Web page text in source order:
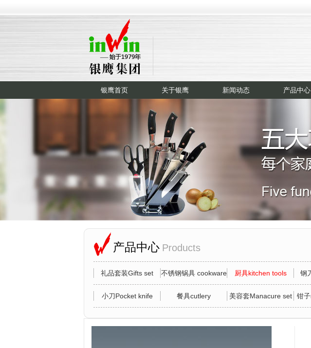
银鹰首页 关于银鹰 新闻动态 产品中心
产品中心 Products
礼品套装Gifts set 不锈钢锅具 cookware 厨具kitchen tools 钢
小刀Pocket knife 餐具cutlery 美容套Manacure set 钳